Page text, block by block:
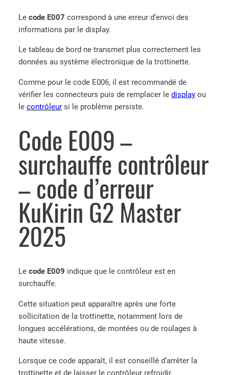
Le code E007 correspond à une erreur d’envoi des
informations par le display.
Le tableau de bord ne transmet plus correctement les
données au système électronique de la trottinette.
Comme pour le code E006, il est recommandé de
vérifier les connecteurs puis de remplacer le display ou
le contrôleur si le problème persiste.
Code E009 –
surchauffe contrôleur
– code d’erreur
KuKirin G2 Master
2025
Le code E009 indique que le contrôleur est en
surchauffe.
Cette situation peut apparaître après une forte
sollicitation de la trottinette, notamment lors de
longues accélérations, de montées ou de roulages à
haute vitesse.
Lorsque ce code apparaît, il est conseillé d’arrêter la
trottinette et de laisser le contrôleur refroidir.